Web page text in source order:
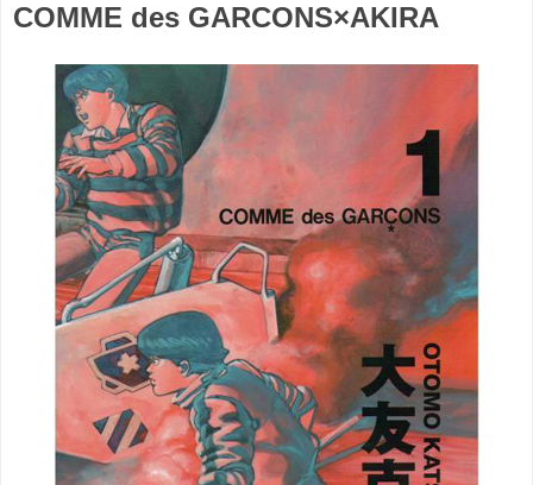
COMME des GARCONS×AKIRA